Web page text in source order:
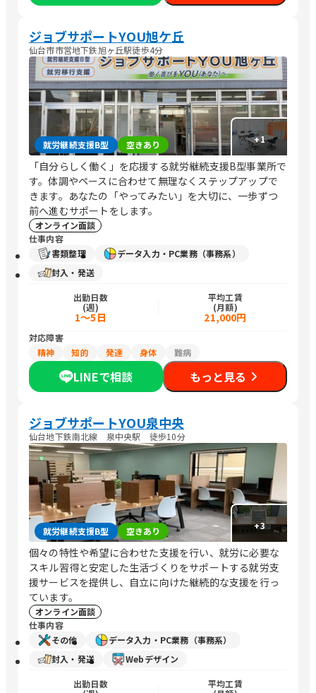
ジョブサポートYOU旭ケ丘
仙台市市営地下鉄旭ヶ丘駅徒歩4分
+1
就労継続支援B型 空きあり
「自分らしく働く」を応援する就労継続支援B型事業所で
す。体調やペースに合わせて無理なくステップアップで
きます。あなたの「やってみたい」を大切に、一歩ずつ
前へ進むサポートをします。
オンライン面談
仕事内容
書類整理
データ入力・PC業務（事務系）
封入・発送
出勤日数
(週)
1～5日
平均工賃
(月額)
21,000円
対応障害
精神
知的 発達 身体 難病
LINEで相談 もっと見る
ジョブサポートYOU泉中央
仙台地下鉄南北線 泉中央駅 徒歩10分
+3
就労継続支援B型 空きあり
個々の特性や希望に合わせた支援を行い、就労に必要な
スキル習得と安定した生活づくりをサポートする就労支
援サービスを提供し、自立に向けた継続的な支援を行っ
ています。
オンライン面談
仕事内容
その他
データ入力・PC業務（事務系）
封入・発送
Webデザイン
出勤日数
平均工賃